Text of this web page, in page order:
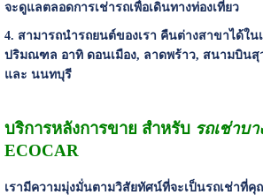
จะดูแลตลอดการเช่ารถเพื่อเดินทางท่องเที่ยว
4. สามารถนำรถยนต์ของเรา คืนต่างสาขาได้ใน
ปริมณฑล อาทิ ดอนเมือง, ลาดพร้าว, สนามบิน
และ นนทบุรี
บริการหลังการขาย สำหรับ รถเช่าบา
ECOCAR
เรามีความมุ่งมั่นตามวิสัยทัศน์ที่จะเป็นรถเช่าที่คุ